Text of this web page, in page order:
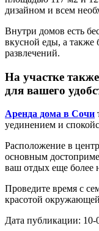
дизайном и всем
Внутри домов есть
вкусной еды, а также
развлечений.
На участке
для вашего
Аренда дома в Сочи
уединением и
Расположение в
основным
ваш отдых еще
Проведите время с
красотой
Дата публикации: 10-